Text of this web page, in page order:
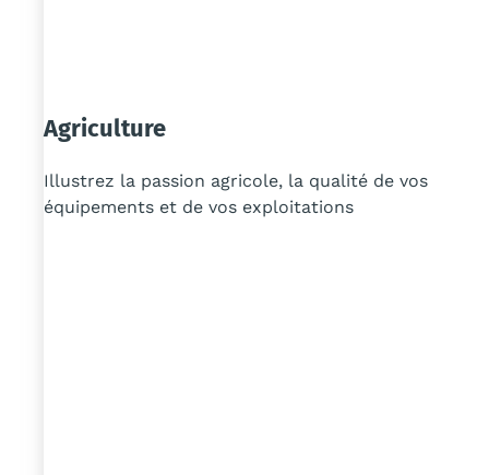
Agriculture
Illustrez la passion agricole, la qualité de vos
équipements et de vos exploitations